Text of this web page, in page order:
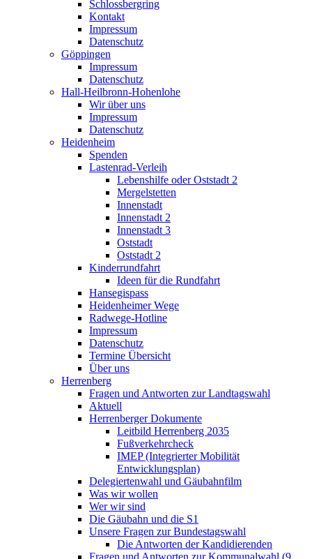
Schlossbergring
Kontakt
Impressum
Datenschutz
Göppingen
Impressum
Datenschutz
Hall-Heilbronn-Hohenlohe
Wir über uns
Impressum
Datenschutz
Heidenheim
Spenden
Lastenrad-Verleih
Lebenshilfe oder Oststadt 2
Mergelstetten
Innenstadt
Innenstadt 2
Innenstadt 3
Oststadt
Oststadt 2
Kinderrundfahrt
Ideen für die Rundfahrt
Hansegispass
Heidenheimer Wege
Radwege-Hotline
Impressum
Datenschutz
Termine Übersicht
Über uns
Herrenberg
Fragen und Antworten zur Landtagswahl
Aktuell
Herrenberger Dokumente
Leitbild Herrenberg 2035
Fußverkehrcheck
IMEP (Integrierter Mobilität
Entwicklungsplan)
Delegiertenwahl und Gäubahnfilm
Was wir wollen
Wer wir sind
Die Gäubahn und die S1
Unsere Fragen zur Bundestagswahl
Die Antworten der Kandidierenden
Fragen und Antworten zur Kommunalwahl (9.